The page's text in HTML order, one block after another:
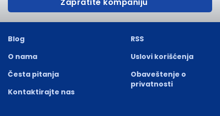
Blog
O nama
Česta pitanja
Kontaktirajte nas
RSS
Uslovi korišćenja
Obaveštenje o
privatnosti